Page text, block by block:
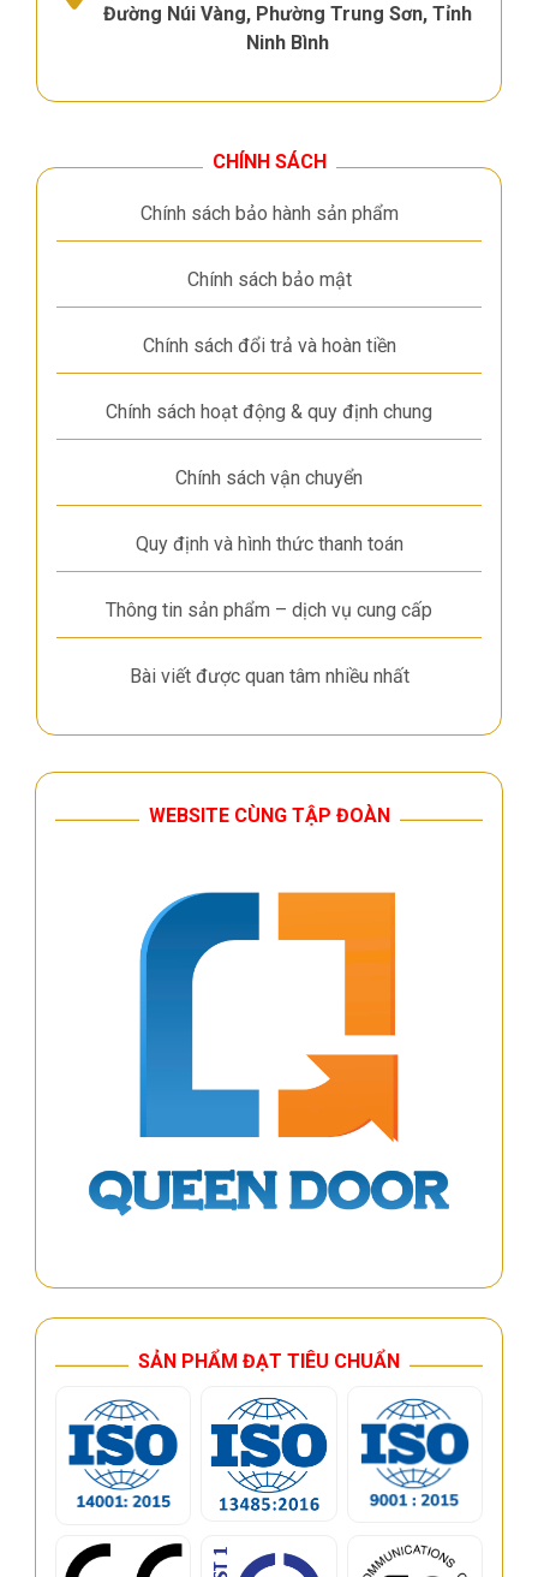
Đường Núi Vàng, Phường Trung Sơn, Tỉnh
Ninh Bình
CHÍNH SÁCH
Chính sách bảo hành sản phẩm
Chính sách bảo mật
Chính sách đổi trả và hoàn tiền
Chính sách hoạt động & quy định chung
Chính sách vận chuyển
Quy định và hình thức thanh toán
Thông tin sản phẩm – dịch vụ cung cấp
Bài viết được quan tâm nhiều nhất
WEBSITE CÙNG TẬP ĐOÀN
SẢN PHẨM ĐẠT TIÊU CHUẨN